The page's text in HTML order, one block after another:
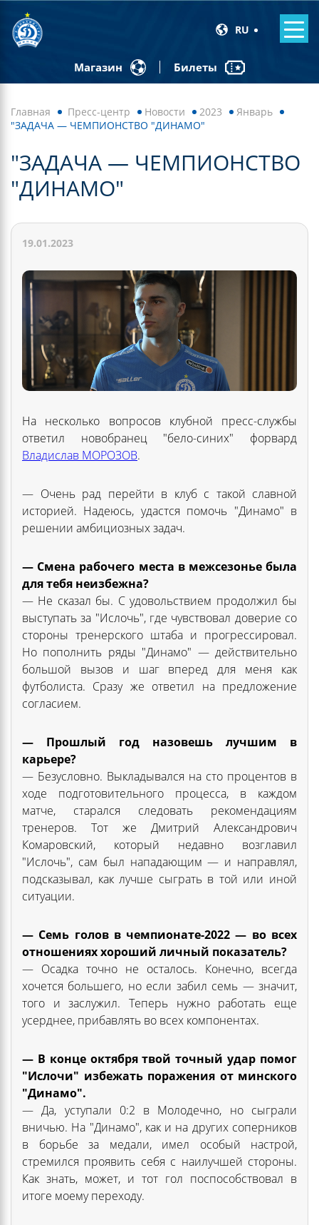
RU
Магазин Билеты
Главная Пресс-центр Новости 2023
Январь
"ЗАДАЧА — ЧЕМПИОНСТВО "ДИНАМО"
"ЗАДАЧА — ЧЕМПИОНСТВО
"ДИНАМО"
19.01.2023
На несколько вопросов клубной пресс-службы
ответил новобранец "бело-синих" форвард
Владислав МОРОЗОВ.
— Очень рад перейти в клуб с такой славной
историей. Надеюсь, удастся помочь "Динамо" в
решении амбициозных задач.
— Смена рабочего места в межсезонье была
для тебя неизбежна?
— Не сказал бы. С удовольствием продолжил бы
выступать за "Ислочь", где чувствовал доверие со
стороны тренерского штаба и прогрессировал.
Но пополнить ряды "Динамо" — действительно
большой вызов и шаг вперед для меня как
футболиста. Сразу же ответил на предложение
согласием.
— Прошлый год назовешь лучшим в
карьере?
— Безусловно. Выкладывался на сто процентов в
ходе подготовительного процесса, в каждом
матче, старался следовать рекомендациям
тренеров. Тот же Дмитрий Александрович
Комаровский, который недавно возглавил
"Ислочь", сам был нападающим — и направлял,
подсказывал, как лучше сыграть в той или иной
ситуации.
— Семь голов в чемпионате-2022 — во всех
отношениях хороший личный показатель?
— Осадка точно не осталось. Конечно, всегда
хочется большего, но если забил семь — значит,
того и заслужил. Теперь нужно работать еще
усерднее, прибавлять во всех компонентах.
— В конце октября твой точный удар помог
"Ислочи" избежать поражения от минского
"Динамо".
— Да, уступали 0:2 в Молодечно, но сыграли
вничью. На "Динамо", как и на других соперников
в борьбе за медали, имел особый настрой,
стремился проявить себя с наилучшей стороны.
Как знать, может, и тот гол поспособствовал в
итоге моему переходу.